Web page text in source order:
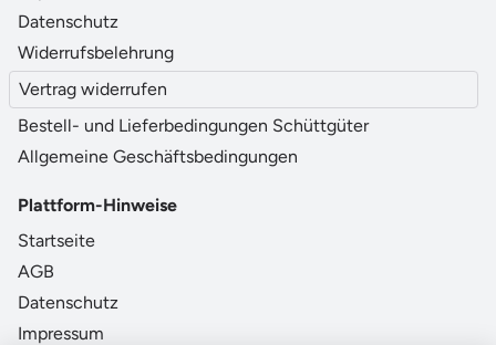
Datenschutz
Widerrufsbelehrung
Vertrag widerrufen
Bestell- und Lieferbedingungen Schüttgüter
Allgemeine Geschäftsbedingungen
Plattform-Hinweise
Startseite
AGB
Datenschutz
Impressum